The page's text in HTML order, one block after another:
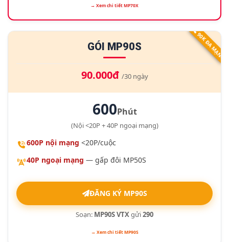
→ Xem chi tiết MP70X
90K ĐA MẠNG
GÓI MP90S
90.000đ /30 ngày
600Phút
(Nội <20P + 40P ngoại mạng)
600P nội mạng <20P/cuộc
40P ngoại mạng — gấp đôi MP50S
ĐĂNG KÝ MP90S
Soạn: MP90S VTXgửi290
→ Xem chi tiết MP90S